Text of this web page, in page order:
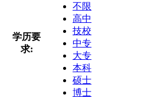
学历要
求:
不限
高中
技校
中专
大专
本科
硕士
博士